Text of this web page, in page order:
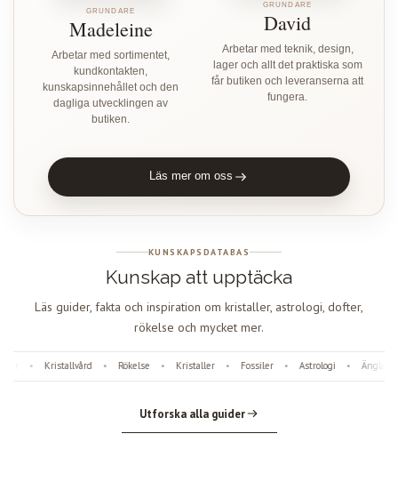
GRUNDARE
Madeleine
Arbetar med sortimentet,
kundkontakten,
kunskapsinnehållet och den
dagliga utvecklingen av
butiken.
GRUNDARE
David
Arbetar med teknik, design,
lager och allt det praktiska som
får butiken och leveranserna att
fungera.
Läs mer om oss
KUNSKAPSDATABAS
Kunskap att upptäcka
Läs guider, fakta och inspiration om kristaller, astrologi, dofter,
rökelse och mycket mer.
Kristallvård Rökelse Kristaller • Fossiler • Astrologi
Utforska alla guider